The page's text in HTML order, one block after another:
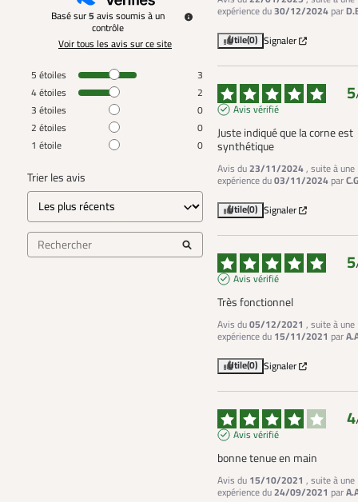
Basé sur5avis soumis à un
contrôle
Voir tous les avis sur ce site
5 étoiles
3
4étoiles
2
3 étoiles
0
2 étoiles
0
1 étoile 0
Trier les avis
expérience du30/12/2024 par
Utile(0) Signaler
5
Avis vérifié
Juste indiqué que la corne est
synthétique
Avis du23/11/2024, suite à une
expérience du03/11/2024 par
Utile(0) Signaler
5
Avis vérifié
Très fonctionnel
Avis du05/12/2021 , suite à une
expérience du 15/11/2021 par
Utile(0) Signaler
4
Avis vérifié
bonne tenue en main
Avis du 15/10/2021 , suite à une
expérience du24/09/2021 par